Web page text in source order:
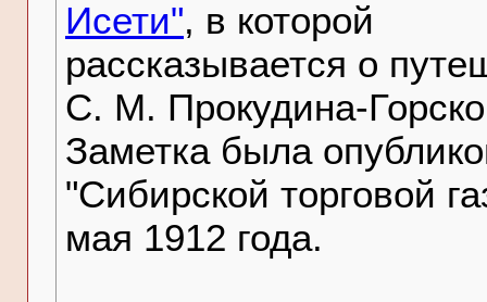
Исети", в которой
рассказывается о
С. М. Прокудина-
Заметка была
"Сибирской торговой
мая 1912 года.